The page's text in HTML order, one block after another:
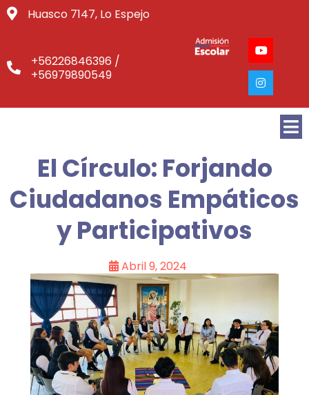
Huasco 7147, Lo Espejo
+56226846396 /
+56979890549
El Círculo: Forjando
Ciudadanos Empáticos
y Participativos
Abril 9, 2024